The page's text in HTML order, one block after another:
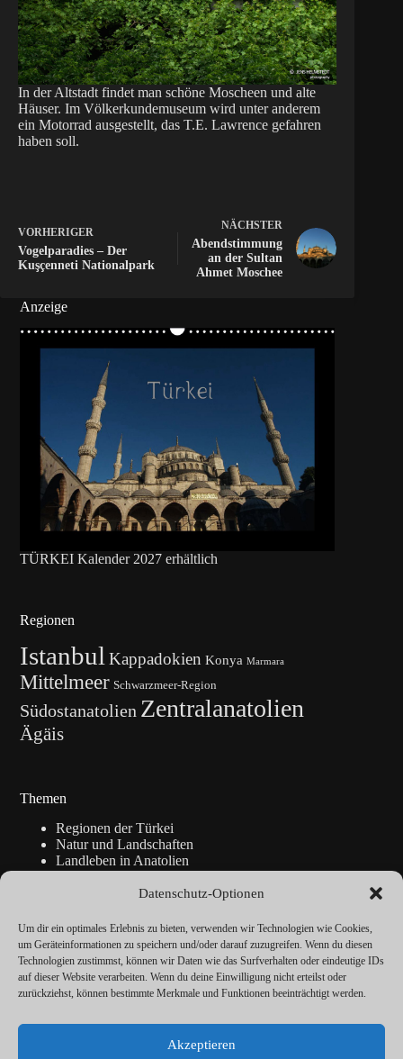
Datenschutz-Optionen
Um dir ein optimales Erlebnis zu bieten, verwenden wir Technologien wie Cookies,
um Geräteinformationen zu speichern und/oder darauf zuzugreifen. Wenn du diesen
Technologien zustimmst, können wir Daten wie das Surfverhalten oder eindeutige IDs
auf dieser Website verarbeiten. Wenn du deine Einwilligung nicht erteilst oder
zurückziehst, können bestimmte Merkmale und Funktionen beeinträchtigt werden.
Akzeptieren
In der Altstadt findet man schöne Moscheen und alte
Häuser. Im Völkerkundemuseum wird unter anderem
ein Motorrad ausgestellt, das T.E. Lawrence gefahren
haben soll.
VORHERIGER
Vogelparadies – Der
Kuşçenneti Nationalpark
NÄCHSTER
Abendstimmung
an der Sultan
Ahmet Moschee
Anzeige
TÜRKEI Kalender 2027 erhältlich
Regionen
Istanbul Kappadokien Konya Marmara
Mittelmeer Schwarzmeer-Region
Südostanatolien Zentralanatolien
Ägäis
Themen
Regionen der Türkei
Natur und Landschaften
Landleben in Anatolien
Blickpunkte
Reise-Info